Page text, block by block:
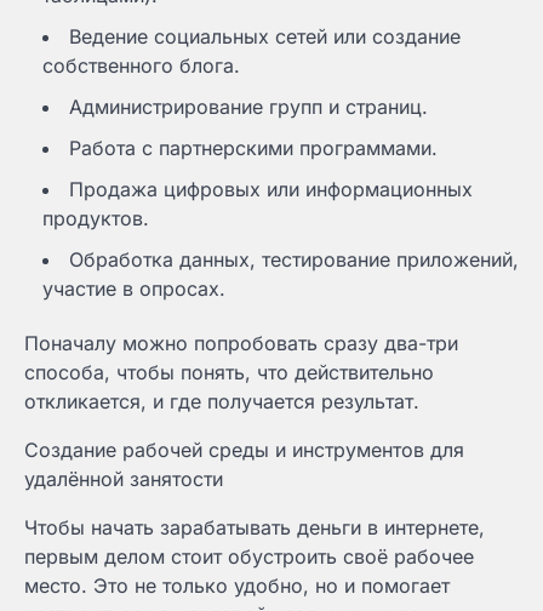
Ведение социальных сетей или создание
собственного блога.
Администрирование групп и страниц.
Работа с партнерскими программами.
Продажа цифровых или информационных
продуктов.
Обработка данных, тестирование приложений,
участие в опросах.
Поначалу можно попробовать сразу два-три
способа, чтобы понять, что действительно
откликается, и где получается результат.
Создание рабочей среды и инструментов для
удалённой занятости
Чтобы начать зарабатывать деньги в интернете,
первым делом стоит обустроить своё рабочее
место. Это не только удобно, но и помогает